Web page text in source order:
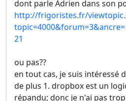
dont parle Adrien dans son
http://frigoristes.fr/
21
ou pas??
en tout cas, je suis intéressé
de plus 1. dropbox est un
répandu; donc je n'ai pas